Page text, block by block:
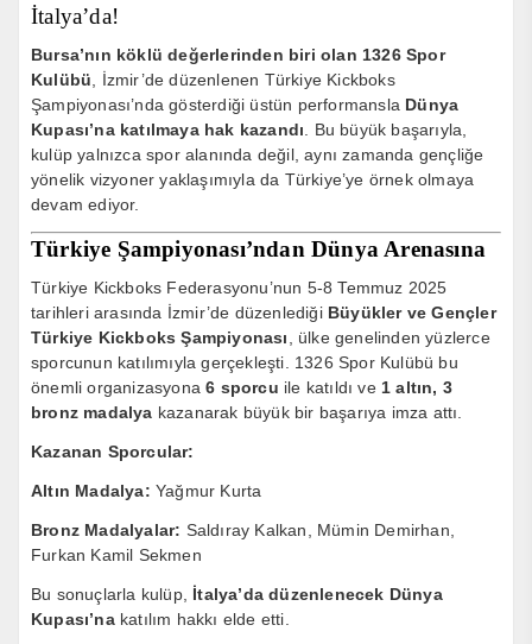
İtalya’da!
Bursa’nın köklü değerlerinden biri olan 1326 Spor
Kulübü , İzmir’de düzenlenen Türkiye Kickboks
Şampiyonası’nda gösterdiği üstün performansla Dünya
Kupası’na katılmaya hak kazandı . Bu büyük başarıyla,
kulüp yalnızca spor alanında değil, aynı zamanda gençliğe
yönelik vizyoner yaklaşımıyla da Türkiye’ye örnek olmaya
devam ediyor.
Türkiye Şampiyonası’ndan Dünya Arenasına
Türkiye Kickboks Federasyonu’nun 5-8 Temmuz 2025
tarihleri arasında İzmir’de düzenlediği Büyükler ve Gençler
Türkiye Kickboks Şampiyonası
, ülke genelinden yüzlerce
sporcunun katılımıyla gerçekleşti. 1326 Spor Kulübü bu
önemli organizasyona6 sporcu ile katıldı ve 1 altın, 3
bronz madalya kazanarak büyük bir başarıya imza attı.
Kazanan Sporcular:
Altın Madalya: Yağmur Kurta
Bronz Madalyalar: Saldıray Kalkan, Mümin Demirhan,
Furkan Kamil Sekmen
Bu sonuçlarla kulüp, İtalya’da düzenlenecek Dünya
Kupası’nakatılım hakkı elde etti.